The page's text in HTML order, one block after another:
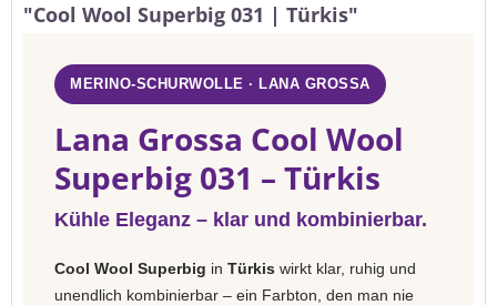
"Cool Wool Superbig 031 | Türkis"
MERINO-SCHURWOLLE · LANA GROSSA
Lana Grossa Cool Wool
Superbig 031 – Türkis
Kühle Eleganz – klar und kombinierbar.
Cool Wool Superbig in Türkis wirkt klar, ruhig und
unendlich kombinierbar – ein Farbton, den man nie